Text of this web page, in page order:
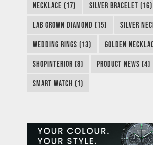
NECKLACE (17) SILVER BRACELET (16)
LAB GROWN DIAMOND (15) SILVER
WEDDING RINGS (13) GOLDEN
SHOPINTERIOR (8) PRODUCT NEWS (4)
SMART WATCH (1)